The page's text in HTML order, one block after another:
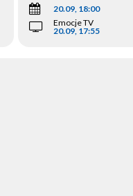
20.09, 18:00
Emocje TV
20.09, 17:55